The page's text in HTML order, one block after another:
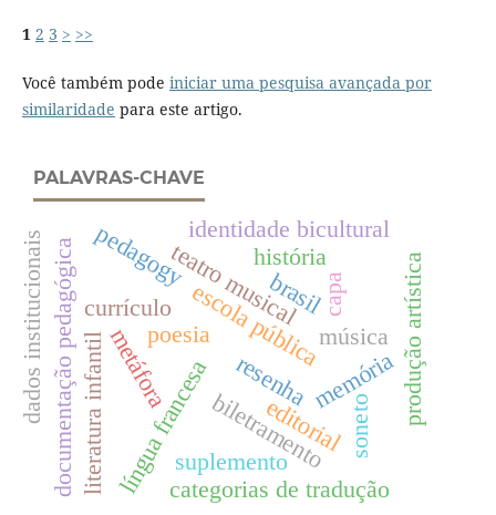
1 2 3 > >>
Você também pode iniciar uma pesquisa avançada por
similaridade para este artigo.
PALAVRAS-CHAVE
teatro musical
brasil
história
resenha
editorial
língua francesa
escola pública
currículo
memória
documentação pedagógica
dados institucionais produção artística
biletramento
identidade bicultural
capa
suplemento
categorias de tradução
literatura infantil poesia música
soneto
pedagogy
metáfora